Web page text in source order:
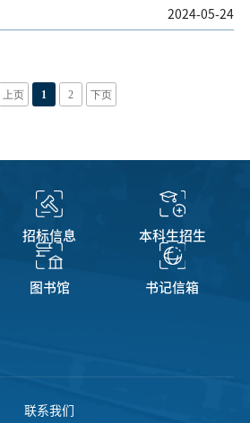
2024-05-24
上页 1 2 下页
招标信息 本科生招生
图书馆 书记信箱
联系我们